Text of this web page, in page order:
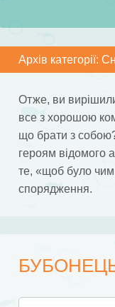
Menu
Архів категорії:
Отже, ви
все з хорошою
що брати з
героям відомого
те, «щоб було чим
спорядження.